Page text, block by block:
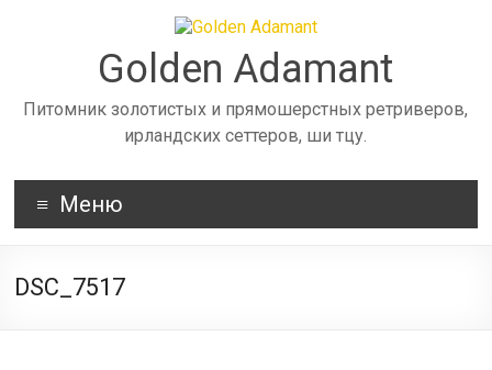
Golden Adamant
Питомник золотистых и прямошерстных ретриверов,
ирландских сеттеров, ши тцу.
Меню
DSC_7517